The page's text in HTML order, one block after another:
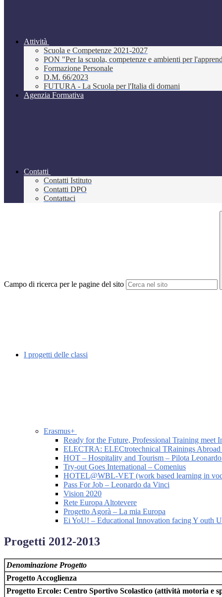
Attività
Scuola e Competenze 2021-2027
PON "Per la scuola, competenze e ambienti per
Formazione Personale
D.M. 66/2023
FUTURA - La Scuola per l'Italia di domani
Agenzia Formativa
Contatti
Contatti Istituto
Contatti DPO
Contattaci
Campo di ricerca per le pagine del sito
I progetti delle classi
Erasmus+
Ready for the Future, Professional Training meet
ELECTRA: ELECtrotechnical TRainings
HOT – Hospitality and Tourism – Pilota
Try-out Goes International – Comenius
HOTEL@WBL-VET (work based learning in
Pass For Job – Leonardo da Vinci
Vision 2020
Rete Europa Altotevere
Progetto Agorà – La mia Europa
Ei YoU! – Educational Innovation facing Y outh
Progetti 2012-2013
Denominazione Progetto
Progetto Accoglienza
Progetto Ercole: Centro Sportivo Scolastico (attività motoria e